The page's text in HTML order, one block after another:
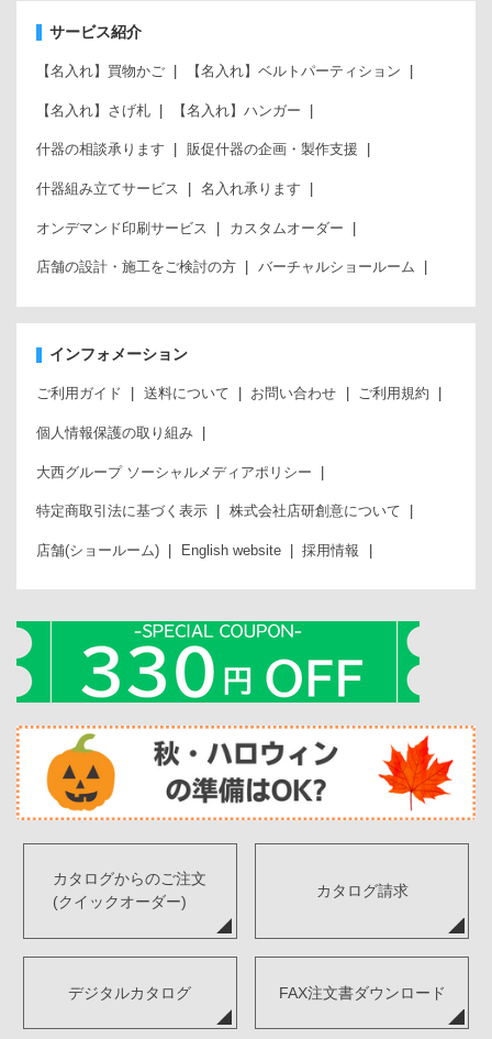
サービス紹介
【名入れ】買物かご 【名入れ】ベルトパーティション
【名入れ】さげ札 【名入れ】ハンガー
什器の相談承ります 販促什器の企画・製作支援
什器組み立てサービス 名入れ承ります
オンデマンド印刷サービス カスタムオーダー
店舗の設計・施工をご検討の方 バーチャルショールーム
インフォメーション
ご利用ガイド 送料について お問い合わせ ご利用規約
個人情報保護の取り組み
大西グループ ソーシャルメディアポリシー
特定商取引法に基づく表示 株式会社店研創意について
店舗(ショールーム) English website 採用情報
カタログからのご注文
(クイックオーダー)
カタログ請求
デジタルカタログ FAX注文書ダウンロード